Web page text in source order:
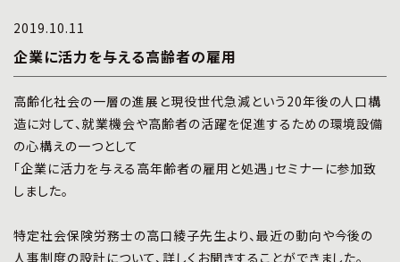
2019.10.11
企業に活力を与える高齢者の雇用
高齢化社会の一層の進展と現役世代急減という20年後の人口構
造に対して、就業機会や高齢者の活躍を促進するための環境設備
の心構えの一つとして
「企業に活力を与える高年齢者の雇用と処遇」セミナーに参加致
しました。
特定社会保険労務士の高口綾子先生より、最近の動向や今後の
人事制度の設計について、詳しくお聞きすることができました。